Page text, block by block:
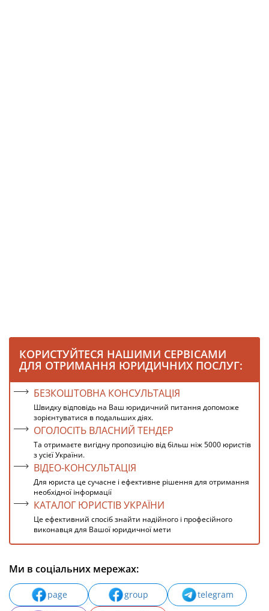
КОРИСТУЙТЕСЯ НАШИМИ СЕРВІСАМИ
ДЛЯ ОТРИМАННЯ ЮРИДИЧНИХ ПОСЛУГ:
БЕЗКОШТОВНА КОНСУЛЬТАЦІЯ
Швидку відповідь на Ваш юридичний питання допоможе
зорієнтуватися в подальших діях.
ОГОЛОСІТЬ ВЛАСНИЙ ТЕНДЕР
Та отримаєте вигідну пропозицію від більш ніж 5000 юристів
з усієї України.
ВІДЕО-КОНСУЛЬТАЦІЯ
Для юриста це сучасне і ефективне рішення для отримання
необхідної інформації
КАТАЛОГ ЮРИСТІВ УКРАЇНИ
Це ефективний спосіб знайти надійного і професійного
виконавця для Вашої юридичної мети
Ми в соціальних мережах:
page group
telegram